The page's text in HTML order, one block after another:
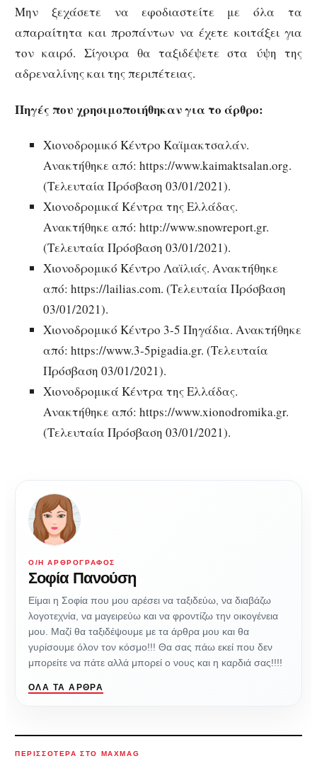
Μην ξεχάσετε να εφοδιαστείτε με όλα τα
απαραίτητα και προπάντων να έχετε κοιτάξει για
τον καιρό. Σίγουρα θα ταξιδέψετε στα ύψη της
αδρεναλίνης και της περιπέτειας.
Πηγές που χρησιμοποιήθηκαν για το άρθρο:
Χιονοδρομικό Κέντρο Καϊμακτσαλάν.
Ανακτήθηκε από: https://www.kaimaktsalan.org.
(Τελευταία Πρόσβαση 03/01/2021).
Χιονοδρομικά Κέντρα της Ελλάδας.
Ανακτήθηκε από: http://www.snowreport.gr.
(Τελευταία Πρόσβαση 03/01/2021).
Χιονοδρομικό Κέντρο Λαϊλιάς. Ανακτήθηκε
από: https://lailias.com. (Τελευταία Πρόσβαση
03/01/2021).
Χιονοδρομικό Κέντρο 3-5 Πηγάδια. Ανακτήθηκε
από: https://www.3-5pigadia.gr. (Τελευταία
Πρόσβαση 03/01/2021).
Χιονοδρομικά Κέντρα της Ελλάδας.
Ανακτήθηκε από: https://www.xionodromika.gr.
(Τελευταία Πρόσβαση 03/01/2021).
Ο/Η ΑΡΘΡΟΓΡΆΦΟΣ
Σοφία Πανούση
Είμαι η Σοφία που μου αρέσει να ταξιδεύω, να διαβάζω
λογοτεχνία, να μαγειρεύω και να φροντίζω την οικογένεια
μου. Μαζί θα ταξιδέψουμε με τα άρθρα μου και θα
γυρίσουμε όλον τον κόσμο!!! Θα σας πάω εκεί που δεν
μπορείτε να πάτε αλλά μπορεί ο νους και η καρδιά σας!!!!
ΌΛΑ ΤΑ ΆΡΘΡΑ
ΠΕΡΙΣΣΌΤΕΡΑ ΣΤΟ MAXMAG